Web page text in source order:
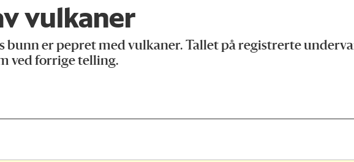
vulkaner
bunn er pepret med vulkaner. Tallet på registrerte
ved forrige telling.